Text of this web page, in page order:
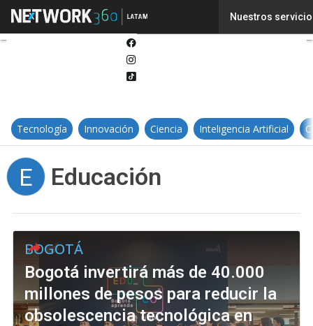
Nuestros
Tecnología Innovación Ciencia Inteligencia Artificial
E Educación
BOGOTÁ
Bogotá invertirá más de 40.000
millones de pesos para reducir la
obsolescencia tecnológica en